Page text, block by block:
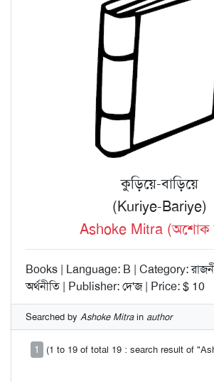
কুড়িয়ে-বাড়িয়ে
(Kuriye-Bariye)
Ashoke Mitra (অশোক
Books | Language: B | Category:
অর্থনীতি | Publisher: দে'জ | Price: $ 10
Searched by Ashoke Mitrain author
1 (1 to 19 of total 19 : search result of